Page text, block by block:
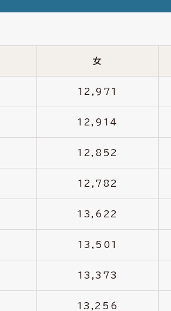
女
12,971
12,914
12,852
12,782
13,622
13,501
13,373
13,256